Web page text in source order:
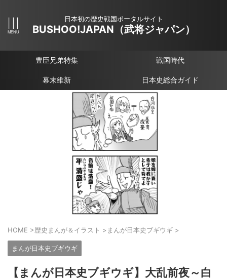
日本初の歴史戦国ポータルサイト
BUSHOO!JAPAN（武将ジャパン）
豊臣兄弟特集 戦国時代
幕末維新 日本史総合ガイド
HOME >歴史まんが＆イラスト > まんが日本史ブギウギ >
まんが日本史ブギウギ
【まんが日本史ブギウギ】大乱前夜～白